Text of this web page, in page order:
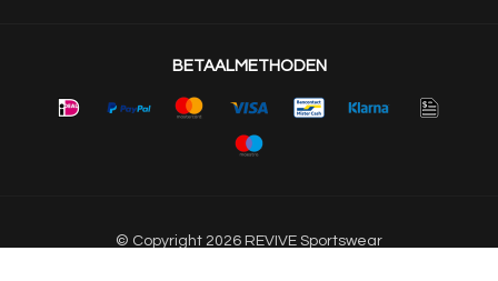
© Copyright 2026 REVIVE Sportswear
BETAALMETHODEN